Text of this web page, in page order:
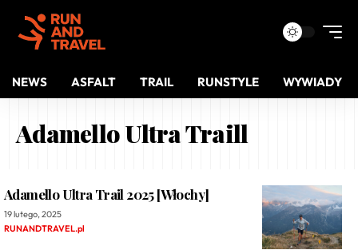
NEWS ASFALT TRAIL RUNSTYLE WYWIADY
Adamello Ultra Traill
Adamello Ultra Trail 2025 [Włochy]
19 lutego, 2025
RUNANDTRAVEL.pl